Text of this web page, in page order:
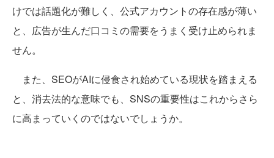
けでは話題化が難しく、公式アカウントの存在感が薄い
と、広告が生んだ口コミの需要をうまく受け止められま
せん。
また、SEOがAIに侵食され始めている現状を踏まえる
と、消去法的な意味でも、SNSの重要性はこれからさら
に高まっていくのではないでしょうか。